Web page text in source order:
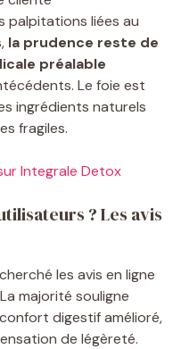
palpitations liées au
la prudence reste de
préalable
Le foie est
ingrédients naturels
fragiles.
Integrale Detox
? Les avis
les avis en ligne
majorité souligne
digestif amélioré,
de légèreté.